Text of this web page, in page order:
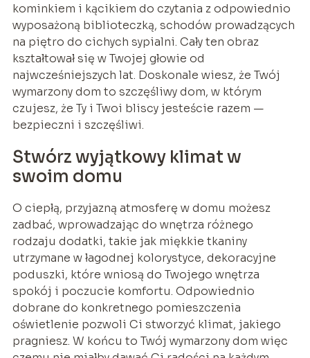
kominkiem i kącikiem do czytania z odpowiednio
wyposażoną biblioteczką, schodów prowadzących
na piętro do cichych sypialni. Cały ten obraz
kształtował się w Twojej głowie od
najwcześniejszych lat. Doskonale wiesz, że Twój
wymarzony dom to szczęśliwy dom, w którym
czujesz, że Ty i Twoi bliscy jesteście razem —
bezpieczni i szczęśliwi.
Stwórz wyjątkowy klimat w
swoim domu
O ciepłą, przyjazną atmosferę w domu możesz
zadbać, wprowadzając do wnętrza różnego
rodzaju dodatki, takie jak miękkie tkaniny
utrzymane w łagodnej kolorystyce, dekoracyjne
poduszki, które wniosą do Twojego wnętrza
spokój i poczucie komfortu. Odpowiednio
dobrane do konkretnego pomieszczenia
oświetlenie pozwoli Ci stworzyć klimat, jakiego
pragniesz. W końcu to Twój wymarzony dom więc